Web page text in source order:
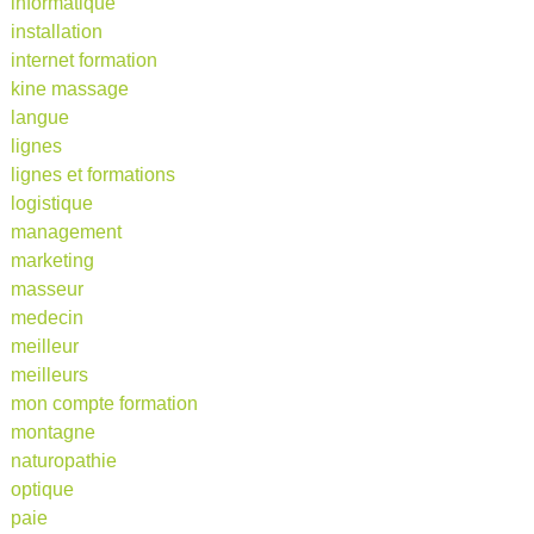
installation
internet formation
kine massage
langue
lignes
lignes et formations
logistique
management
marketing
masseur
medecin
meilleur
meilleurs
mon compte formation
montagne
naturopathie
optique
paie